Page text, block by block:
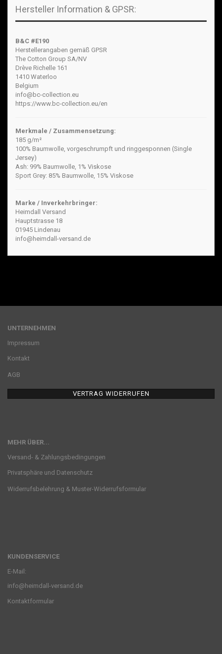
Hersteller Information & GPSR:
B&C #E190
Herstellerangaben gemäß GPSR
The Cotton Group SA/NV
Drève Richelle 161
1410 Waterloo
Belgium
info@bc-collection.eu
https://www.bc-collection.eu/en
Merkmale / Zusammensetzung:
185 g/m²
100% Baumwolle, vorgeschrumpft und ringgesponnen (Single
Jersey)
Ash: 99% Baumwolle, 1% Viskose
Sport Grey: 85% Baumwolle, 15% Viskose
Marke / Inverkehrbringer:
Heimdall Versand
Hauptstrasse 18
01945 Lindenau
info@heimdall-versand.de
UNTERNEHMEN
Impressum
Kontakt
AGB
VERTRAG WIDERRUFEN
MEHR ÜBER...
Versand- & Zahlungsbedingungen
Privatsphäre und Datenschutz
Widerrufsbelehrung & Muster-Widerrufsformular
KUNDENSERVICE
E-Mail:
info@heimdall-versand.de
Kontaktformular